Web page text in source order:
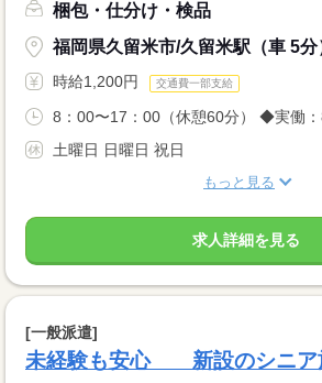
梱包・仕分け・検品
福岡県久留米市/久留米駅（車 5分
時給1,200円 交通費一部支給
8：00〜17：00（休憩60分） ◆実働：
土曜日 日曜日 祝日
もっと見る
求人詳細を見る
[一般派遣]
未経験も安心 新設のシニア